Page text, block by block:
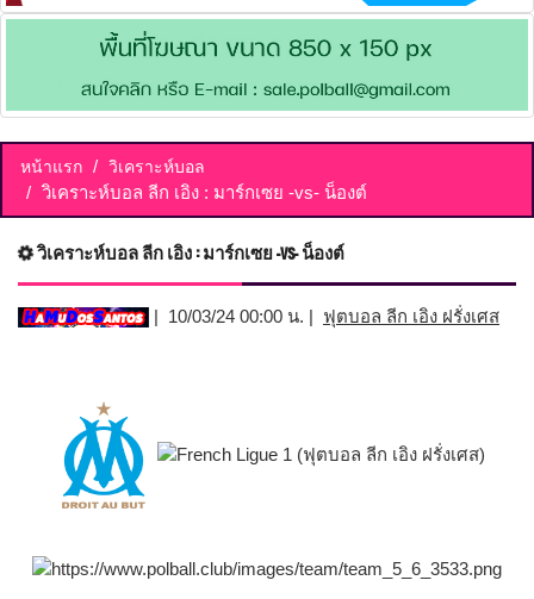
หน้าแรก วิเคราะห์บอล
วิเคราะห์บอล ลีก เอิง : มาร์กเซย -vs- น็องต์
วิเคราะห์บอล ลีก เอิง : มาร์กเซย -vs- น็องต์
| 10/03/24 00:00 น. | ฟุตบอล ลีก เอิง ฝรั่งเศส